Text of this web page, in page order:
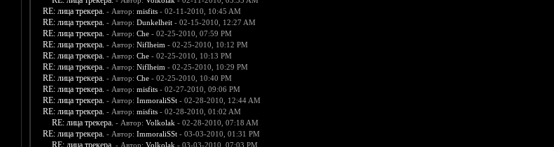
RE: лица трекера. - Автор: misfits- 02-11-2010, 10:45 AM
RE: лица трекера. - Автор: Dunkelheit- 02-15-2010, 12:27 AM
RE: лица трекера. - Автор: Che- 02-25-2010, 07:59 PM
RE: лица трекера. - Автор: Niflheim - 02-25-2010, 10:12 PM
RE: лица трекера. - Автор: Che- 02-25-2010, 10:13 PM
RE: лица трекера. - Автор: Niflheim - 02-25-2010, 10:29 PM
RE: лица трекера. - Автор: Che- 02-25-2010, 10:40 PM
RE: лица трекера. - Автор: misfits- 02-27-2010, 09:06 PM
RE: лица трекера. - Автор: ImmoraliSSt- 02-28-2010, 12:44 AM
RE: лица трекера. - Автор: misfits- 02-28-2010, 01:02 AM
RE: лица трекера. - Автор: Volkolak - 02-28-2010, 07:18 AM
RE: лица трекера. - Автор: ImmoraliSSt- 03-03-2010, 01:31 PM
RE: лица трекера. - Автор: Volkolak - 03-03-2010, 07:03 PM